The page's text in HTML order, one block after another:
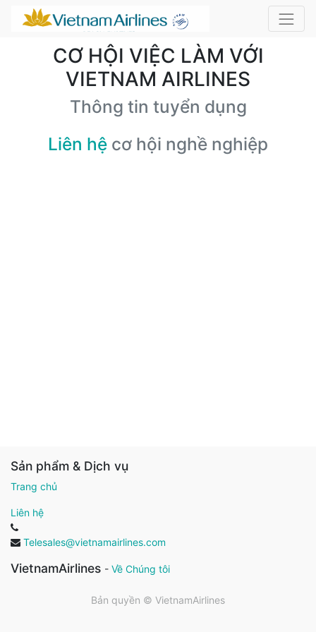
CƠ HỘI VIỆC LÀM VỚI
VIETNAM AIRLINES
Thông tin tuyển dụng
Liên hệ cơ hội nghề nghiệp
Sản phẩm & Dịch vụ
Trang chủ
Liên hệ
Telesales@vietnamairlines.com
VietnamAirlines - Về Chúng tôi
Bản quyền © VietnamAirlines